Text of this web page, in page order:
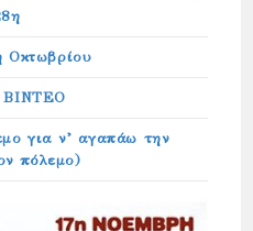
Οκτωβρίου
ΒΙΝΤΕΟ
για ν’ αγαπάω την
πόλεμο)